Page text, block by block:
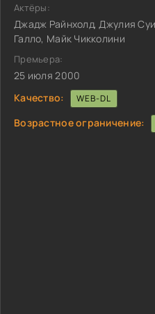
Актёры:
Джадж Райнхолд, Джулия
Галло, Майк Чикколини
Премьера:
25 июля 2000
Качество:
WEB-DL
Возрастное ограничение: